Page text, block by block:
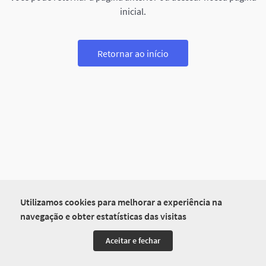
Utilizamos cookies para melhorar a experiência na
navegação e obter estatísticas das visitas
Aceitar e fechar
inicial.
Retornar ao início